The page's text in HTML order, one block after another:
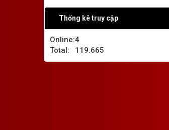
Thống kê truy cập
Online:4
Total:
119.665